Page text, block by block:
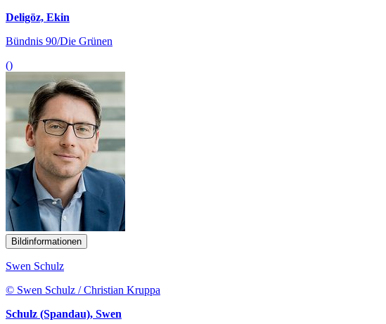
Deligöz, Ekin
Bündnis 90/Die Grünen
()
Bildinformationen
Swen Schulz
© Swen Schulz / Christian Kruppa
Schulz (Spandau), Swen